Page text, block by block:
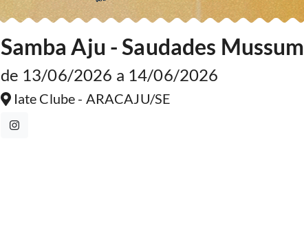
Samba Aju - Saudades Mussum
de 13/06/2026 a 14/06/2026
Iate Clube - ARACAJU/SE